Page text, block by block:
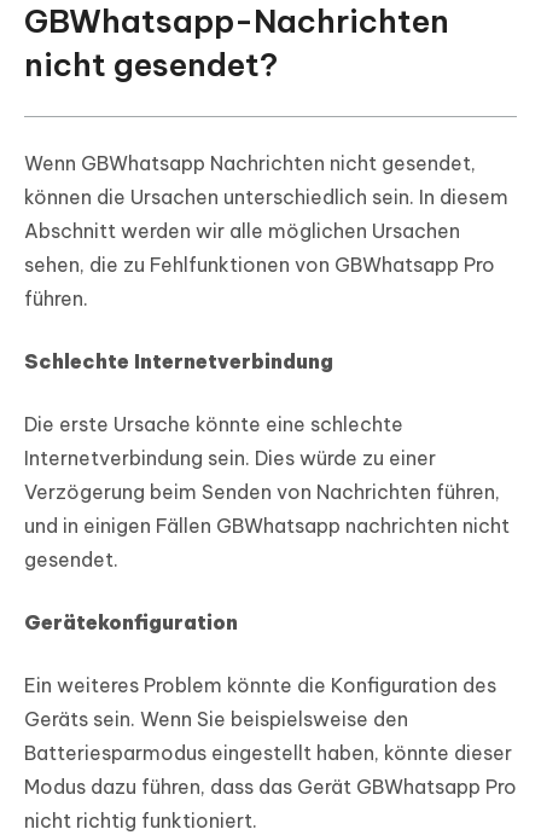
GBWhatsapp-Nachrichten
nicht gesendet?
Wenn GBWhatsapp Nachrichten nicht gesendet,
können die Ursachen unterschiedlich sein. In diesem
Abschnitt werden wir alle möglichen Ursachen
sehen, die zu Fehlfunktionen von GBWhatsapp Pro
führen.
Schlechte Internetverbindung
Die erste Ursache könnte eine schlechte
Internetverbindung sein. Dies würde zu einer
Verzögerung beim Senden von Nachrichten führen,
und in einigen Fällen GBWhatsapp nachrichten nicht
gesendet.
Gerätekonfiguration
Ein weiteres Problem könnte die Konfiguration des
Geräts sein. Wenn Sie beispielsweise den
Batteriesparmodus eingestellt haben, könnte dieser
Modus dazu führen, dass das Gerät GBWhatsapp Pro
nicht richtig funktioniert.